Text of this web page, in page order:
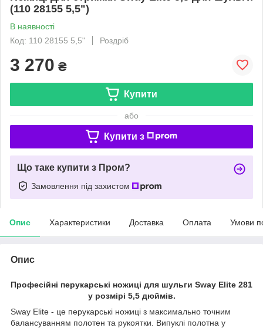
(110 28155 5,5")
В наявності
Код: 110 28155 5,5"
Роздріб
3 270 ₴
Купити
або
Купити з
Що таке купити з Пром?
Замовлення під захистом
Опис Характеристики Доставка Оплата Умови
Опис
Професійні перукарські ножиці для шульги Sway Elite 281
у розмірі 5,5 дюймів.
Sway Elite - це перукарські ножиці з максимально точним
балансуванням полотен та рукоятки. Випуклі полотна у